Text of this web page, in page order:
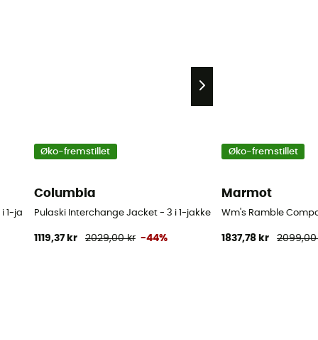
1-jakke - Damer
Øko-fremstillet
Columbia
Pulaski Interchange Jacket - 3 i 1-jakke - Damer
1119,37 kr 2029,00 kr -44%
Øko-fremstillet
Marmot
Wm's Ramble
1837,78 kr 2099,00